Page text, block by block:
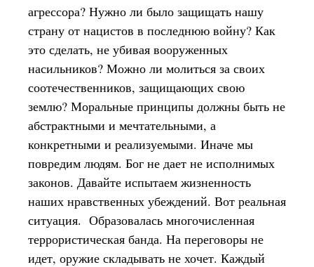
агрессора? Нужно ли было защищать нашу
страну от нацистов в последнюю войну? Как
это сделать, не убивая вооруженных
насильников? Можно ли молиться за своих
соотечественников, защищающих свою
землю? Моральные принципы должны быть не
абстрактными и мечтательными, а
конкретными и реализуемыми. Иначе мы
повредим людям. Бог не дает не исполнимых
законов. Давайте испытаем жизненность
наших нравственных убеждений. Вот реальная
ситуация. Образовалась многочисленная
террористическая банда. На переговоры не
идет, оружие складывать не хочет. Каждый